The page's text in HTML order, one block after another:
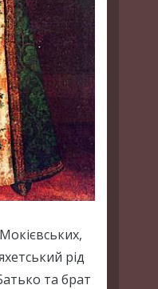
рід
та брат